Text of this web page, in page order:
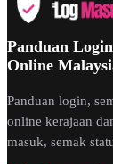
Panduan
Online
Panduan login,
online kerajaan
masuk, semak